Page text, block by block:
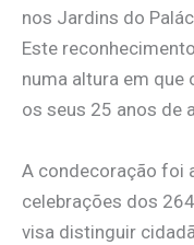
nos Jardins do
Este
numa altura em que
os seus 25 anos de
A condecoração foi
celebrações dos
visa distinguir